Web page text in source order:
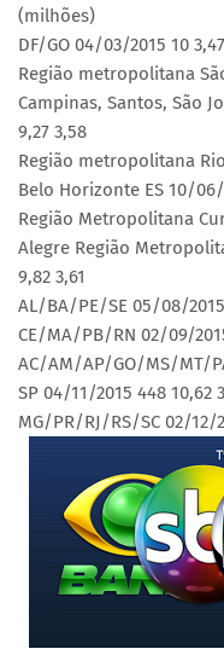
(milhões)
DF/GO 04/03/2015 10
Região metropolitana
Campinas, Santos, São
9,27 3,58
Região metropolitana
Belo Horizonte ES 10/06/
Região Metropolitana
Alegre Região
9,82 3,61
AL/BA/PE/SE 05/08/2015
CE/MA/PB/RN 02/09/
AC/AM/AP/GO/MS/MT/
SP 04/11/2015 448 10,62
MG/PR/RJ/RS/SC 02/12/